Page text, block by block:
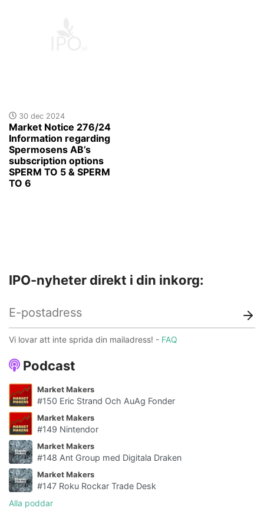
30 dec 2024
Market Notice 276/24
Information regarding
Spermosens AB’s
subscription options
SPERM TO 5 & SPERM
TO 6
Podcast
Market Makers
#150 Eric Strand Och AuAg Fonder
Market Makers
#149 Nintendor
Market Makers
#148 Ant Group med Digitala Draken
Market Makers
#147 Roku Rockar Trade Desk
Alla poddar
IPO-nyheter direkt i din inkorg:
Vi lovar att inte sprida din mailadress! - FAQ